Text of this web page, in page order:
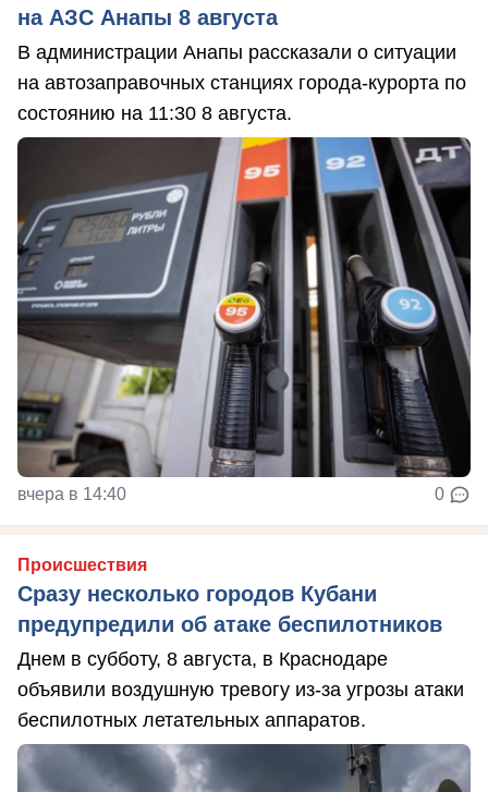
на АЗС Анапы 8 августа
В администрации Анапы рассказали о ситуации
на автозаправочных станциях города-курорта по
состоянию на 11:30 8 августа.
вчера в 14:40 0
Происшествия
Сразу несколько городов Кубани
предупредили об атаке беспилотников
Днем в субботу, 8 августа, в Краснодаре
объявили воздушную тревогу из-за угрозы атаки
беспилотных летательных аппаратов.